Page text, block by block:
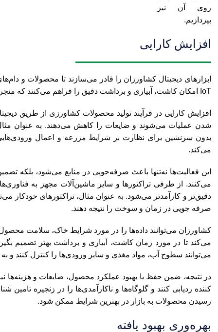
روی آن نیز
بپردازیم.
افزایش کارایی
IoT امکان کاشت، آبیاری و برداشت دقیق را فراهم می‌کنند که منجر به استفاده کارآمدتر از منابع می‌شوند.
افزایش کارایی در فرآیند تولید محصولات کشاورزی از طریق
بدون سرنشین برای نظارت بر شرایط مزرعه و اعمال
می‌کند.
این فعالیت‌ها نه‌تنها باعث صرفه‌جویی در منابع می‌شود، بلکه
می‌کنند. از طرفی تراکتورها و سایر ماشین‌آلات مجهز به
دقیق‌تر و کارآمدتر می‌شود. به عنوان مثال، تراکتورهای خودکار
صرفه جویی در زمان و سوخت را نتیجه دهند.
کشاورزان می‌توانند داده‌ها را در مورد شرایط خاک، سلامت
می‌توانند سطوح آب، مواد مغذی و سایر ورودی‌ها را کنترل کنند و
در نتیجه، ضمن حفظ یا بهبود عملکرد محصول، ضایعات و هزینه‌ها
کننده ردیابی کنند و گلوگاه‌ها و ناکارآمدی‌ها را در زنجیره
رسیدن محصولات به بازار در بهترین شرایط ممکن شود.
بهره‌وری بهبود یافته